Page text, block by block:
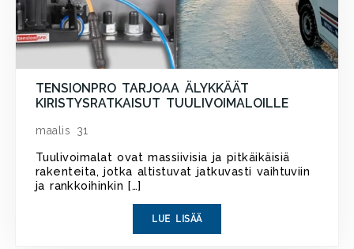
TENSIONPRO TARJOAA ÄLYKKÄÄT
KIRISTYSRATKAISUT TUULIVOIMALOILLE
maalis 31
Tuulivoimalat ovat massiivisia ja pitkäikäisiä
rakenteita, jotka altistuvat jatkuvasti vaihtuviin
ja rankkoihinkin […]
LUE LISÄÄ